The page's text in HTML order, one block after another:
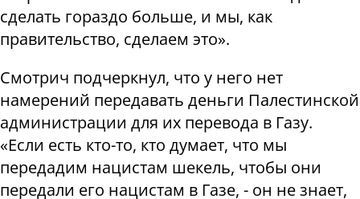
сделать гораздо больше, и мы, как
правительство, сделаем это».
Смотрич подчеркнул, что у него нет
намерений передавать деньги Палестинской
администрации для их перевода в Газу.
«Если есть кто-то, кто думает, что мы
передадим нацистам шекель, чтобы они
передали его нацистам в Газе, - он не знает,